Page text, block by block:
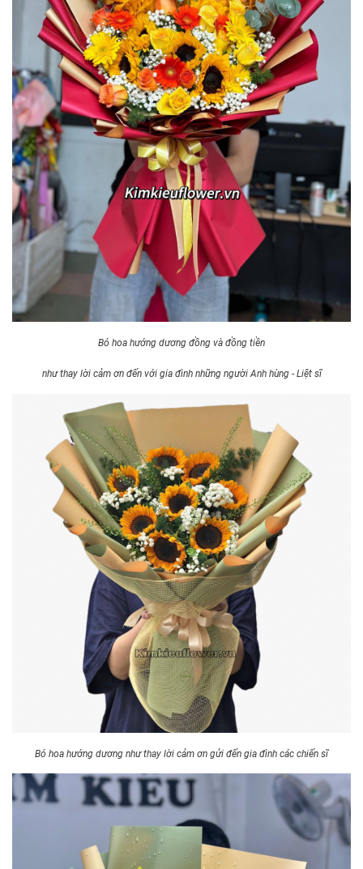
Bó hoa hướng dương đồng và đồng tiền
như thay lời cảm ơn đến với gia đình những người Anh hùng - Liệt sĩ
Bó hoa hướng dương như thay lời cảm ơn gửi đến gia đình các chiến sĩ